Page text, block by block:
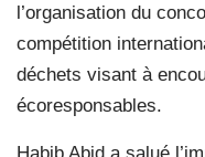
l’organisation du
compétition
déchets visant à
écoresponsables.
Habib Abid a salué